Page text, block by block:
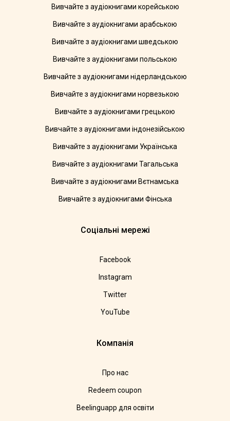
Вивчайте з аудіокнигами корейською
Вивчайте з аудіокнигами арабською
Вивчайте з аудіокнигами шведською
Вивчайте з аудіокнигами польською
Вивчайте з аудіокнигами нідерландською
Вивчайте з аудіокнигами норвезькою
Вивчайте з аудіокнигами грецькою
Вивчайте з аудіокнигами індонезійською
Вивчайте з аудіокнигами Українська
Вивчайте з аудіокнигами Тагальська
Вивчайте з аудіокнигами Вєтнамська
Вивчайте з аудіокнигами Фінська
Соціальні мережі
Facebook
Instagram
Twitter
YouTube
Компанія
Про нас
Redeem coupon
Beelinguapp для освіти